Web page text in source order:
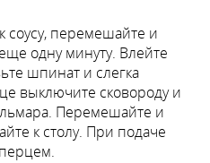
соусу, перемешайте и
одну минуту. Влейте
шпинат и слегка
выключите сковороду и
Перемешайте и
к столу. При подаче